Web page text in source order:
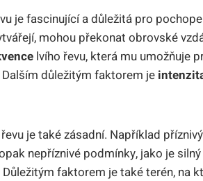
je fascinující a důležitá pro
mohou překonat obrovské
lvího řevu, která mu umožňuje
důležitým faktorem je
je také zásadní. Například
nepříznivé podmínky, jako je
faktorem je také terén, na